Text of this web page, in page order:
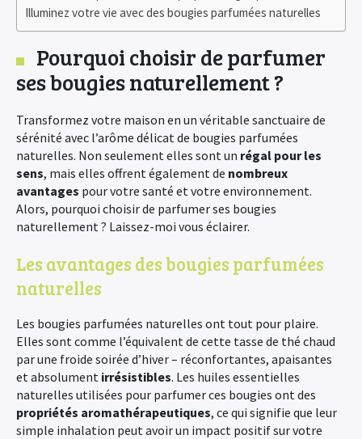
Illuminez votre vie avec des bougies parfumées naturelles
Pourquoi choisir de parfumer
ses bougies naturellement ?
Transformez votre maison en un véritable sanctuaire de
sérénité avec l’arôme délicat de bougies parfumées
naturelles. Non seulement elles sont un régal pour les
sens, mais elles offrent également de nombreux
avantages pour votre santé et votre environnement.
Alors, pourquoi choisir de parfumer ses bougies
naturellement ? Laissez-moi vous éclairer.
Les avantages des bougies parfumées
naturelles
Les bougies parfumées naturelles ont tout pour plaire.
Elles sont comme l’équivalent de cette tasse de thé chaud
par une froide soirée d’hiver – réconfortantes, apaisantes
et absolument irrésistibles. Les huiles essentielles
naturelles utilisées pour parfumer ces bougies ont des
propriétés aromathérapeutiques, ce qui signifie que leur
simple inhalation peut avoir un impact positif sur votre